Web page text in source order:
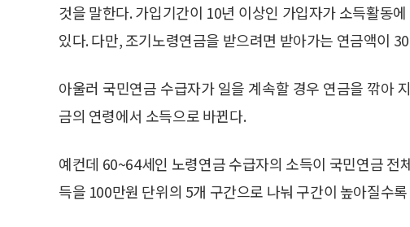
것을 말한다. 가입기간이 10년 이상인 가입자가 소득활동
있다. 다만, 조기노령연금을 받으려면 받아가는 연금액이
아울러 국민연금 수급자가 일을 계속할 경우 연금을 깎아
금의 연령에서 소득으로 바뀐다.
예컨데 60~64세인 노령연금 수급자의 소득이 국민연금 전
득을 100만원 단위의 5개 구간으로 나눠 구간이 높아질수